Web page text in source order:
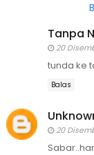
Tanpa
20
tunda ke
Balas
20